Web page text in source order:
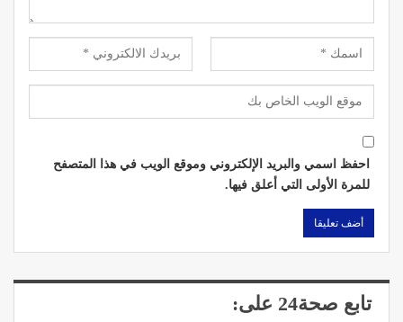
احفظ اسمي والبريد الإلكتروني وموقع الويب في هذا المتصفح
للمرة الأولى التي أعلق فيها.
تابع صحة24 على: